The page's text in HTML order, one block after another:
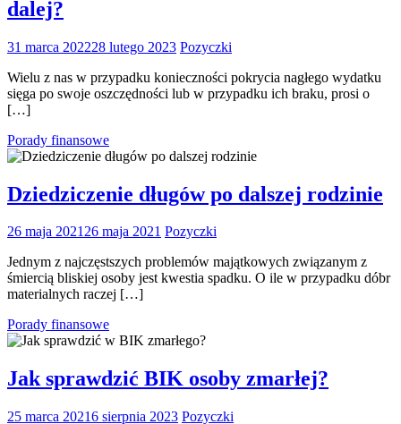
dalej?
31 marca 202228 lutego 2023 Pozyczki
Wielu z nas w przypadku konieczności pokrycia nagłego wydatku
sięga po swoje oszczędności lub w przypadku ich braku, prosi o
[…]
Porady finansowe
Dziedziczenie długów po dalszej rodzinie
26 maja 202126 maja 2021 Pozyczki
Jednym z najczęstszych problemów majątkowych związanym z
śmiercią bliskiej osoby jest kwestia spadku. O ile w przypadku dóbr
materialnych raczej […]
Porady finansowe
Jak sprawdzić BIK osoby zmarłej?
25 marca 20216 sierpnia 2023 Pozyczki